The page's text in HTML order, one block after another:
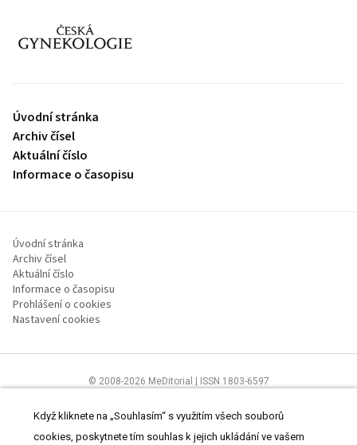
proLékaře.cz
Úvodní stránka
Archiv čísel
Aktuální číslo
Informace o časopisu
Úvodní stránka
Archiv čísel
Aktuální číslo
Informace o časopisu
Prohlášení o cookies
Nastavení cookies
© 2008-2026 MeDitorial | ISSN 1803-6597
zdravotnictví.Čtěte prohlášeníaZásady zpracování osobních údajů
Když kliknete na „Souhlasím“ s využitím všech souborů
cookies, poskytnete tím souhlas k jejich ukládání ve vašem